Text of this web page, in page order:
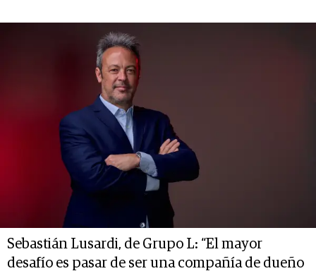
Sebastián Lusardi, de Grupo L: “El mayor
desafío es pasar de ser una compañía de dueño